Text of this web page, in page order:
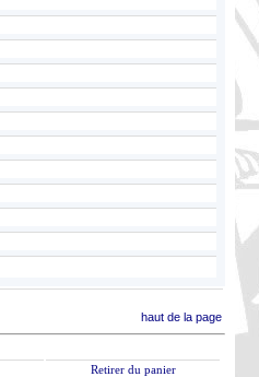
haut de la page
Retirer du panier